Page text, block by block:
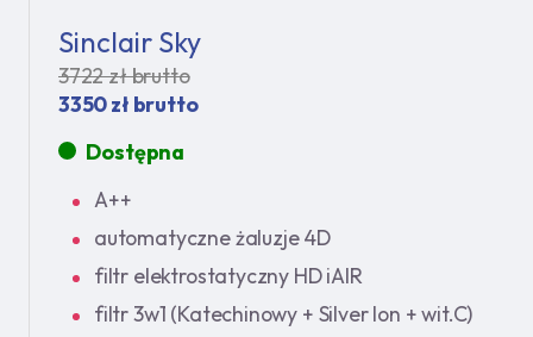
Sinclair Sky
3722 zł brutto
3350 zł brutto
Dostępna
A++
automatyczne żaluzje 4D
filtr elektrostatyczny HD iAIR
filtr 3w1 (Katechinowy + Silver Ion + wit.C)